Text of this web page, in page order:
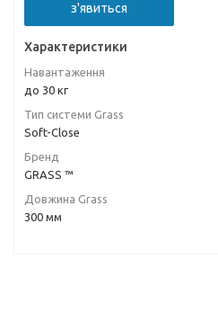
з'явиться
Характеристики
Навантаження
до 30 кг
Тип системи Grass
Soft-Close
Бренд
GRASS ™
Довжина Grass
300 мм